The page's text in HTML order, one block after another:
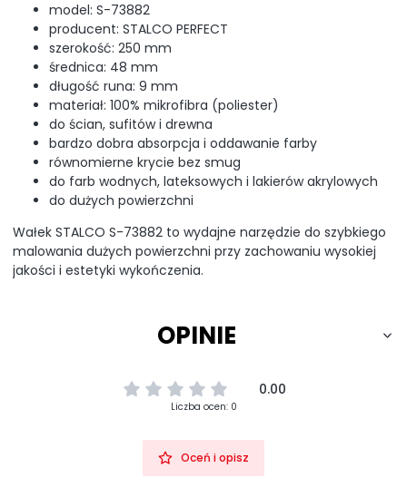
model: S-73882
producent: STALCO PERFECT
szerokość: 250 mm
średnica: 48 mm
długość runa: 9 mm
materiał: 100% mikrofibra (poliester)
do ścian, sufitów i drewna
bardzo dobra absorpcja i oddawanie farby
równomierne krycie bez smug
do farb wodnych, lateksowych i lakierów akrylowych
do dużych powierzchni
Wałek STALCO S-73882 to wydajne narzędzie do szybkiego
malowania dużych powierzchni przy zachowaniu wysokiej
jakości i estetyki wykończenia.
OPINIE
0.00
Liczba ocen: 0
Oceń i opisz